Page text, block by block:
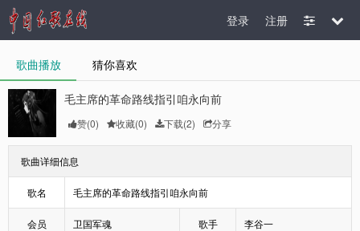
注册
登录
歌曲播放 猜你喜欢
毛主席的革命路线指引咱永向前
赞(0) 收藏(0) 下载(2) 分享
歌曲详细信息
歌名 毛主席的革命路线指引咱永向前
会员 卫国军魂 歌手 李谷一